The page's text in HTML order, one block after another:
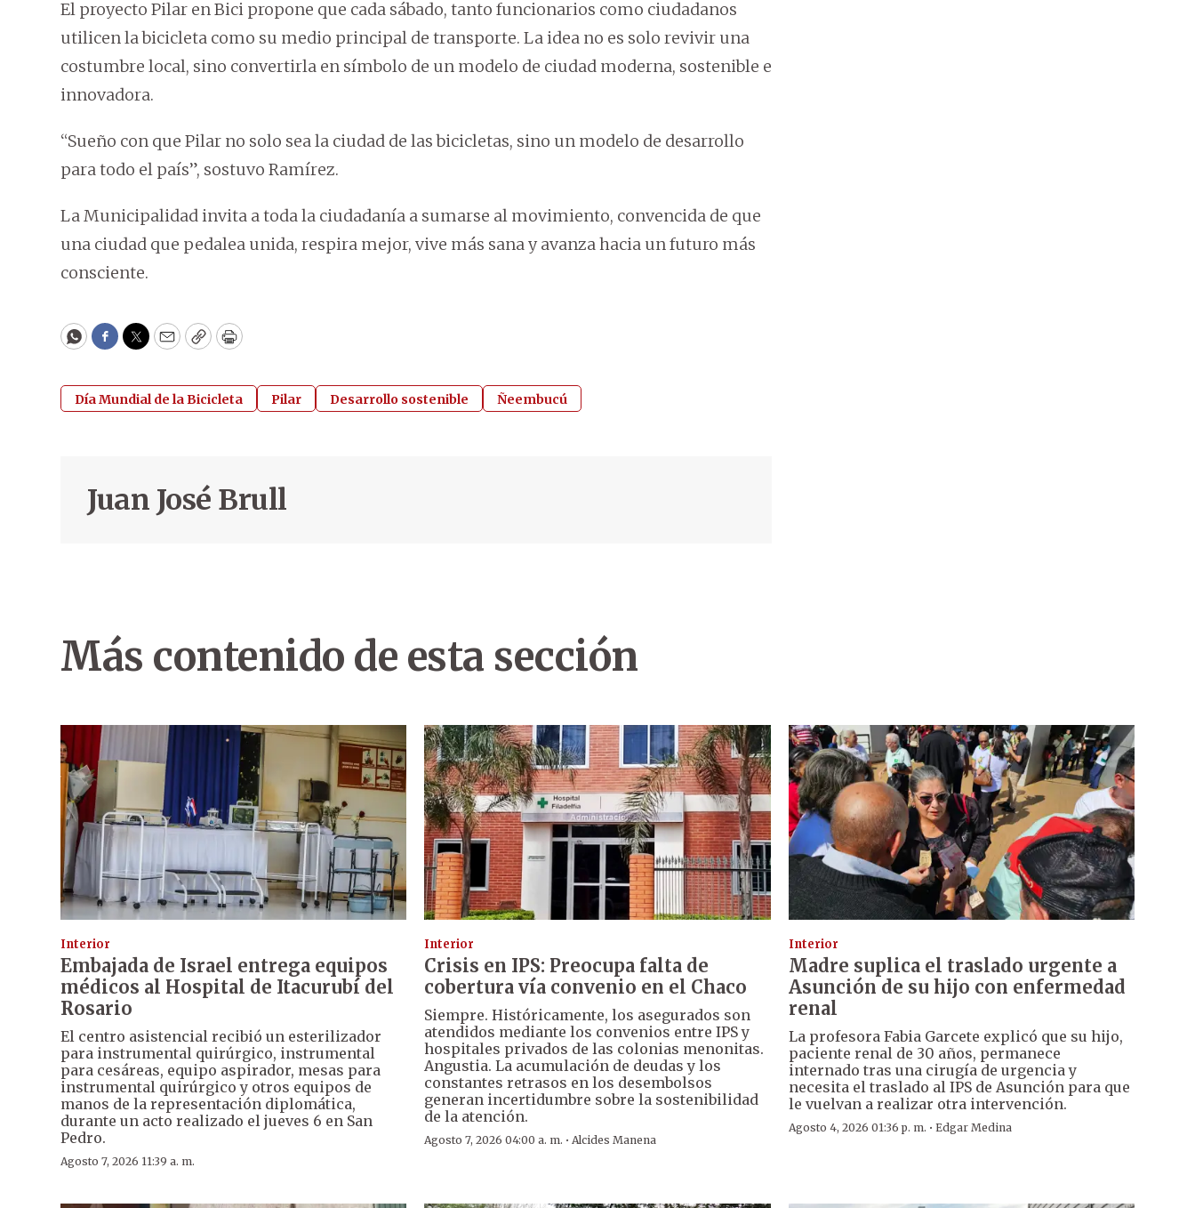
El proyecto Pilar en Bici propone que cada sábado, tanto funcionarios como ciudadanos
utilicen la bicicleta como su medio principal de transporte. La idea no es solo revivir una
costumbre local, sino convertirla en símbolo de un modelo de ciudad moderna, sostenible e
innovadora.
“Sueño con que Pilar no solo sea la ciudad de las bicicletas, sino un modelo de desarrollo
para todo el país”, sostuvo Ramírez.
La Municipalidad invita a toda la ciudadanía a sumarse al movimiento, convencida de que
una ciudad que pedalea unida, respira mejor, vive más sana y avanza hacia un futuro más
consciente.
WhatsApp
Facebook
Twitter
EmailCopyPrint
Día Mundial de la Bicicleta Pilar Desarrollo sostenible Ñeembucú
Juan José Brull
Más contenido de esta sección
Interior
Embajada de Israel entrega equipos
médicos al Hospital de Itacurubí del
Rosario
El centro asistencial recibió un esterilizador
para instrumental quirúrgico, instrumental
para cesáreas, equipo aspirador, mesas para
instrumental quirúrgico y otros equipos de
manos de la representación diplomática,
durante un acto realizado el jueves 6 en San
Pedro.
Agosto 7, 2026 11:39 a. m.
Interior
Crisis en IPS: Preocupa falta de
cobertura vía convenio en el Chaco
Siempre. Históricamente, los asegurados son
atendidos mediante los convenios entre IPS y
hospitales privados de las colonias menonitas.
Angustia. La acumulación de deudas y los
constantes retrasos en los desembolsos
generan incertidumbre sobre la sostenibilidad
de la atención.
Agosto 7, 2026 04:00 a. m. ·Alcides Manena
Interior
Madre suplica el traslado urgente a
Asunción de su hijo con enfermedad
renal
La profesora Fabia Garcete explicó que su hijo,
paciente renal de 30 años, permanece
internado tras una cirugía de urgencia y
necesita el traslado al IPS de Asunción para que
le vuelvan a realizar otra intervención.
Agosto 4, 2026 01:36 p. m. · Edgar Medina